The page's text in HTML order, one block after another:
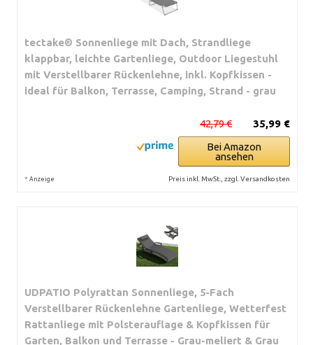
tectake® Sonnenliege mit Dach, Strandliege
klappbar, leichte Gartenliege, Outdoor Liegestuhl
mit Verstellbarer Rückenlehne, inkl. Kopfkissen -
ideal für Balkon, Terrasse, Camping, Strand - grau
35,99 €
42,79 €
Bei Amazon
ansehen
* Anzeige Preis inkl. MwSt., zzgl. Versandkosten
UDPATIO Polyrattan Sonnenliege, 5-Fach
Verstellbarer Rückenlehne Gartenliege, Wetterfest
Rattanliege mit Polsterauflage & Kopfkissen für
Garten, Balkon und Terrasse - Grau-meliert & Grau